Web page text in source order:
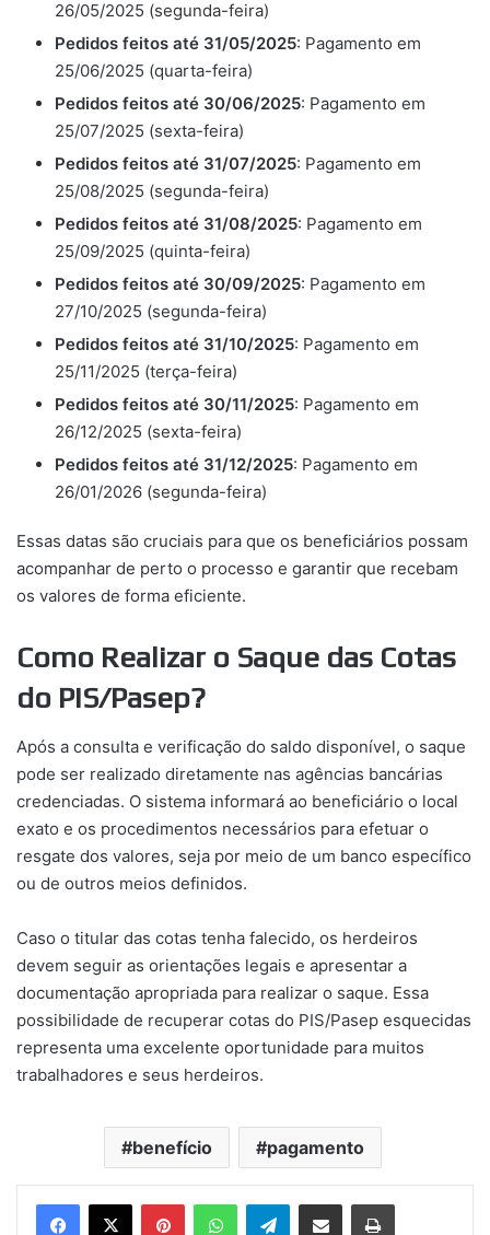
26/05/2025 (segunda-feira)
Pedidos feitos até 31/05/2025: Pagamento em
25/06/2025 (quarta-feira)
Pedidos feitos até 30/06/2025: Pagamento em
25/07/2025 (sexta-feira)
Pedidos feitos até 31/07/2025: Pagamento em
25/08/2025 (segunda-feira)
Pedidos feitos até 31/08/2025: Pagamento em
25/09/2025 (quinta-feira)
Pedidos feitos até 30/09/2025: Pagamento em
27/10/2025 (segunda-feira)
Pedidos feitos até 31/10/2025: Pagamento em
25/11/2025 (terça-feira)
Pedidos feitos até 30/11/2025: Pagamento em
26/12/2025 (sexta-feira)
Pedidos feitos até 31/12/2025: Pagamento em
26/01/2026 (segunda-feira)
Essas datas são cruciais para que os beneficiários possam
acompanhar de perto o processo e garantir que recebam
os valores de forma eficiente.
Como Realizar o Saque das Cotas
do PIS/Pasep?
Após a consulta e verificação do saldo disponível, o saque
pode ser realizado diretamente nas agências bancárias
credenciadas. O sistema informará ao beneficiário o local
exato e os procedimentos necessários para efetuar o
resgate dos valores, seja por meio de um banco específico
ou de outros meios definidos.
Caso o titular das cotas tenha falecido, os herdeiros
devem seguir as orientações legais e apresentar a
documentação apropriada para realizar o saque. Essa
possibilidade de recuperar cotas do PIS/Pasep esquecidas
representa uma excelente oportunidade para muitos
trabalhadores e seus herdeiros.
benefício pagamento
PinterestWhatsAppTelegramCompartilhar via e-mail Imprimir